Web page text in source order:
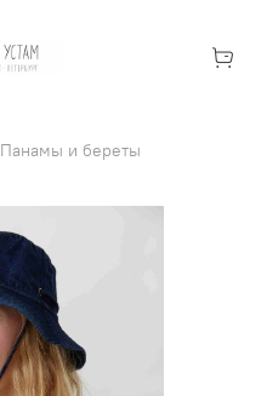
Панамы и береты